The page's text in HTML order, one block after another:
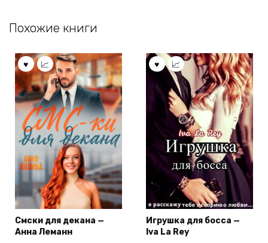
Похожие книги
Смски для декана —
Анна Леманн
Игрушка для босса —
Iva La Rey